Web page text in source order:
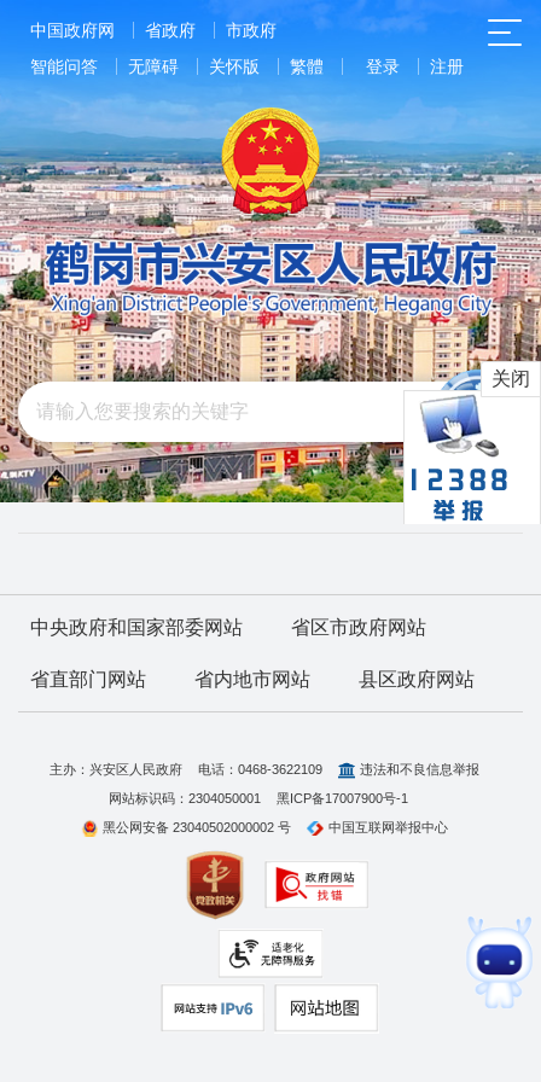
中国政府网 省政府
市政府
智能问答
无障碍 关怀版 繁體 登录 注册
中央政府和国家部委网站 省区市政府网站
省直部门网站 省内地市网站 县区政府网站
主办：兴安区人民政府 电话：0468-3622109
违法和不良信息举报
网站标识码：2304050001
黑ICP备17007900号-1
黑公网安备 23040502000002 号
中国互联网举报中心
关闭